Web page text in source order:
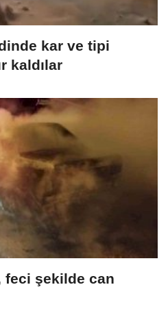
kar ve tipi
kaldılar
feci şekilde can